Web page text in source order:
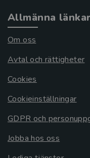
Allmänna länkar
Om oss
Avtal och rättigheter
Cookies
Cookieinställningar
GDPR och
Jobba hos oss